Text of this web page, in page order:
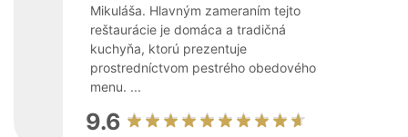
Mikuláša. Hlavným zameraním tejto
reštaurácie je domáca a tradičná
kuchyňa, ktorú prezentuje
prostredníctvom pestrého obedového
menu. ...
9.6